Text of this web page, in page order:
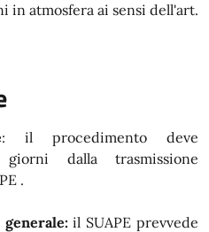
in atmosfera ai sensi dell'art.
: il procedimento deve
dalla trasmissione
.
generale:il SUAPE prevvede